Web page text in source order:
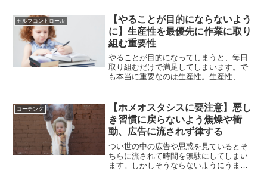
のって、得意な方...
セルフコントロール
【やることが目的にならないよう
に】生産性を最優先に作業に取り
組む重要性
やることが目的になってしまうと、毎日
取り組むだけで満足してしまいます。で
も本当に重要なのは生産性。生産性、収
コーチング
【ホメオスタシスに要注意】悪し
き習慣に戻らないよう焦燥や衝
動、広告に流されず律する
つい世の中の広告や思惑を見ているとそ
ちらに流されて時間を無駄にしてしまい
ます。しかしそうならないようにうまく